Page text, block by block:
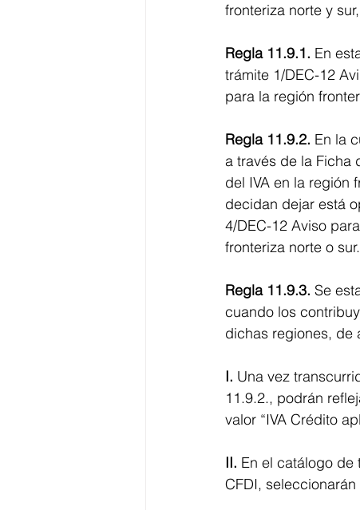
fronteriza norte y
Regla 11.9.1. En
trámite 1/DEC-12
para la región
Regla 11.9.2. En la
a través de la Ficha
del IVA en la región
decidan dejar está
4/DEC-12 Aviso
fronteriza norte o sur.
Regla 11.9.3. Se
cuando los
dichas regiones, de
I. Una vez
11.9.2., podrán
valor “IVA Crédito
II. En el catálogo de
CFDI,